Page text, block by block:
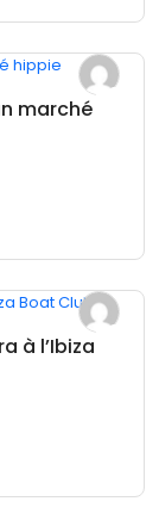
marché
à l’Ibiza